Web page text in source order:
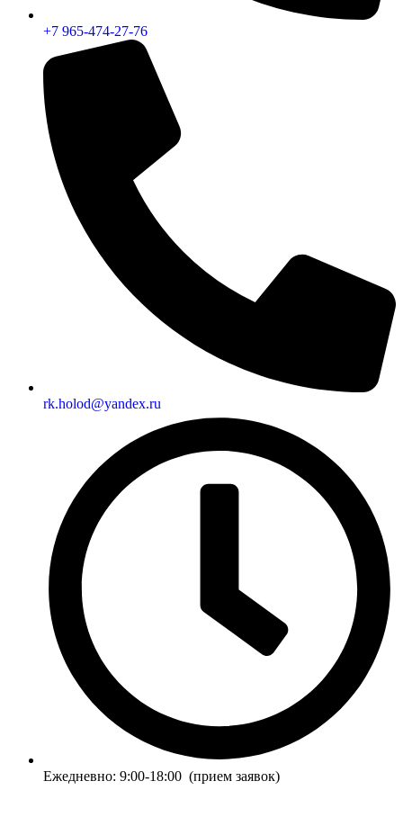
+7 965-474-27-76
rk.holod@yandex.ru
Ежедневно: 9:00-18:00 (прием заявок)